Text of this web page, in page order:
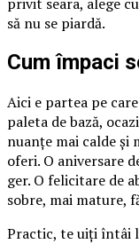
să nu se piardă.
Cum împaci
Aici e partea pe
paleta de bază,
nuanțe mai calde
oferi. O aniversare
ger. O felicitare de
sobre, mai mature,
Practic, te uiți întâi